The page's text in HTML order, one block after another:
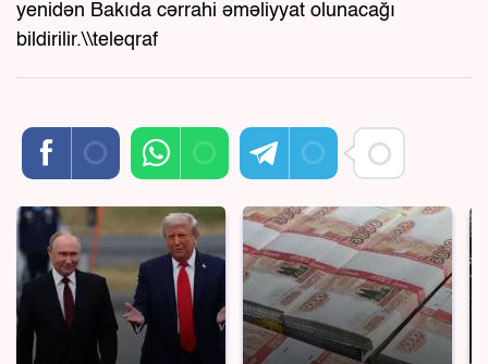
yenidən Bakıda cərrahi əməliyyat olunacağı
bildirilir.\\teleqraf